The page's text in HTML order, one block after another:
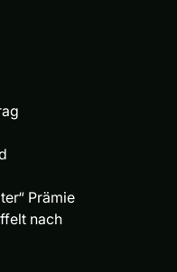
Prämie
nach